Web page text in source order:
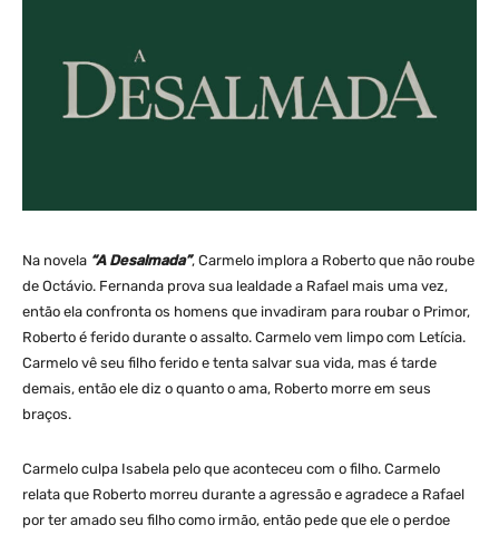
Na novela “A Desalmada”, Carmelo implora a Roberto que não roube
de Octávio. Fernanda prova sua lealdade a Rafael mais uma vez,
então ela confronta os homens que invadiram para roubar o Primor,
Roberto é ferido durante o assalto. Carmelo vem limpo com Letícia.
Carmelo vê seu filho ferido e tenta salvar sua vida, mas é tarde
demais, então ele diz o quanto o ama, Roberto morre em seus
braços.
Carmelo culpa Isabela pelo que aconteceu com o filho. Carmelo
relata que Roberto morreu durante a agressão e agradece a Rafael
por ter amado seu filho como irmão, então pede que ele o perdoe